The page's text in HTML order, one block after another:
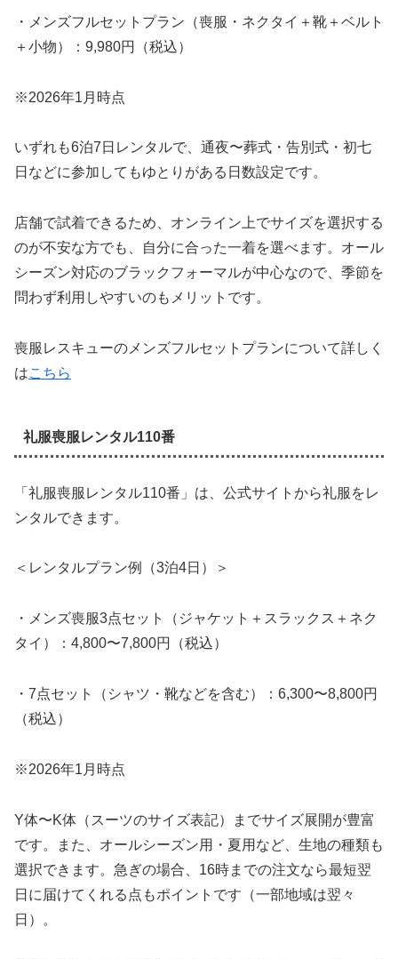
・メンズフルセットプラン（喪服・ネクタイ＋靴＋ベルト
＋小物）：9,980円（税込）
※2026年1月時点
いずれも6泊7日レンタルで、通夜〜葬式・告別式・初七
日などに参加してもゆとりがある日数設定です。
店舗で試着できるため、オンライン上でサイズを選択する
のが不安な方でも、自分に合った一着を選べます。オール
シーズン対応のブラックフォーマルが中心なので、季節を
問わず利用しやすいのもメリットです。
喪服レスキューのメンズフルセットプランについて詳しく
はこちら
礼服喪服レンタル110番
「礼服喪服レンタル110番」は、公式サイトから礼服をレ
ンタルできます。
＜レンタルプラン例（3泊4日）＞
・メンズ喪服3点セット（ジャケット＋スラックス＋ネク
タイ）：4,800〜7,800円（税込）
・7点セット（シャツ・靴などを含む）：6,300〜8,800円
（税込）
※2026年1月時点
Y体〜K体（スーツのサイズ表記）までサイズ展開が豊富
です。また、オールシーズン用・夏用など、生地の種類も
選択できます。急ぎの場合、16時までの注文なら最短翌
日に届けてくれる点もポイントです（一部地域は翌々
日）。